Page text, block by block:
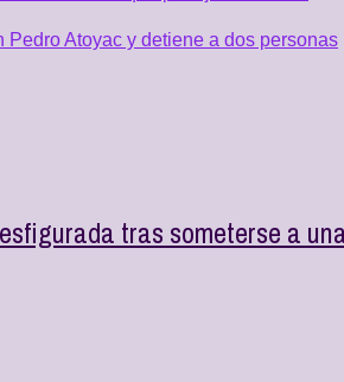
Atoyac y detiene a dos personas
tras someterse a